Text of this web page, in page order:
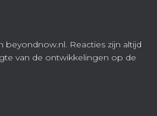
beyondnow.nl. Reacties zijn altijd
van de ontwikkelingen op de